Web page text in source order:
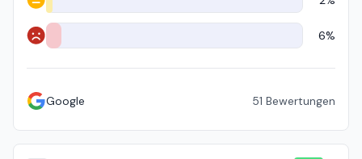
Neutral
Negativ 6%
Google 51 Bewertungen